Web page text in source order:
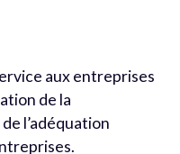
aux entreprises
de la
l’adéquation